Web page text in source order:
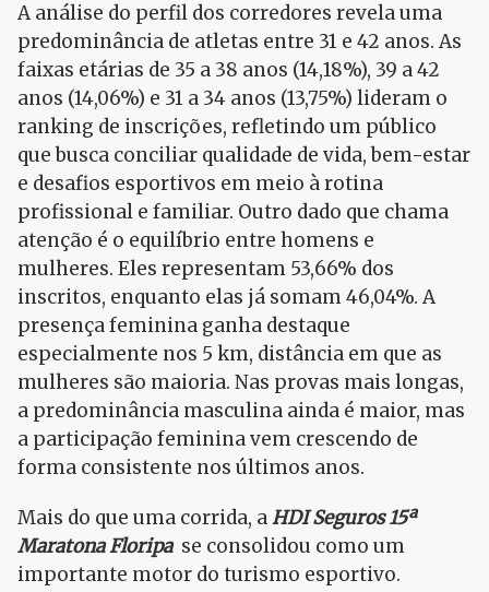
A análise do perfil dos corredores revela uma
predominância de atletas entre 31 e 42 anos. As
faixas etárias de 35 a 38 anos (14,18%), 39 a 42
anos (14,06%) e 31 a 34 anos (13,75%) lideram o
ranking de inscrições, refletindo um público
que busca conciliar qualidade de vida, bem-estar
e desafios esportivos em meio à rotina
profissional e familiar. Outro dado que chama
atenção é o equilíbrio entre homens e
mulheres. Eles representam 53,66% dos
inscritos, enquanto elas já somam 46,04%. A
presença feminina ganha destaque
especialmente nos 5 km, distância em que as
mulheres são maioria. Nas provas mais longas,
a predominância masculina ainda é maior, mas
a participação feminina vem crescendo de
forma consistente nos últimos anos.
Mais do que uma corrida, aHDI Seguros 15ª
Maratona Floripa se consolidou como um
importante motor do turismo esportivo.